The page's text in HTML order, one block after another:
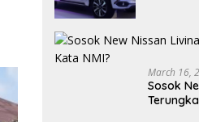
March 16,
Sosok